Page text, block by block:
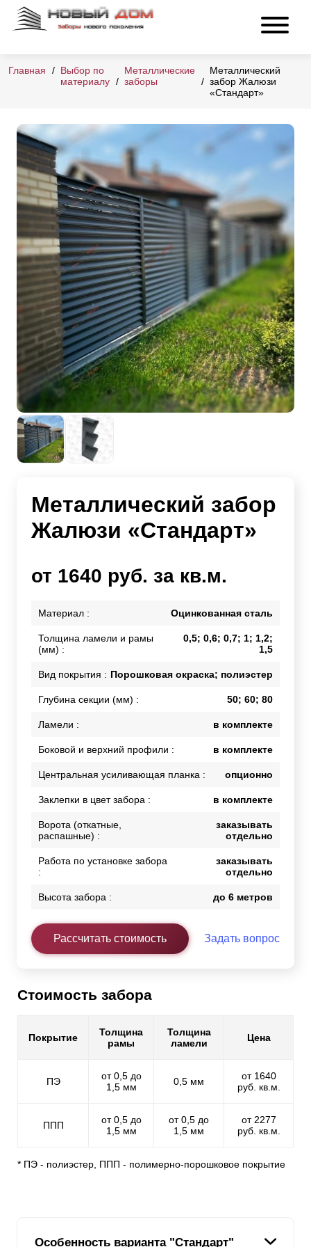
Главная
Выбор по
материалу
Металлические
заборы
Металлический
забор Жалюзи
«Стандарт»
Металлический забор
Жалюзи «Стандарт»
от 1640 руб. за кв.м.
Материал : Оцинкованная сталь
Толщина ламели и рамы
(мм) :
0,5; 0,6; 0,7; 1; 1,2;
1,5
Вид покрытия : Порошковая окраска; полиэстер
Глубина секции (мм) : 50; 60; 80
Ламели : в комплекте
Боковой и верхний профили : в комплекте
Центральная усиливающая планка : опционно
Заклепки в цвет забора : в комплекте
Ворота (откатные,
распашные) :
заказывать
отдельно
Работа по установке забора
:
заказывать
отдельно
Высота забора : до 6 метров
Рассчитать стоимость Задать вопрос
Стоимость забора
Покрытие
Толщина
рамы
Толщина
ламели
Цена
ПЭ
от 0,5 до
1,5 мм
0,5 мм
от 1640
руб. кв.м.
ППП
от 0,5 до
1,5 мм
от 0,5 до
1,5 мм
от 2277
руб. кв.м.
* ПЭ - полиэстер, ППП - полимерно-порошковое покрытие
Особенность варианта "Стандарт"